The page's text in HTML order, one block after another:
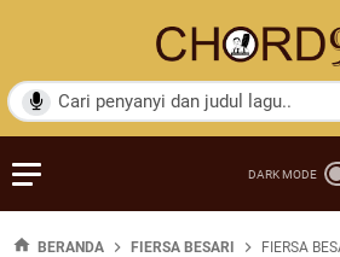
BERANDA FIERSA BESARI FIERSA